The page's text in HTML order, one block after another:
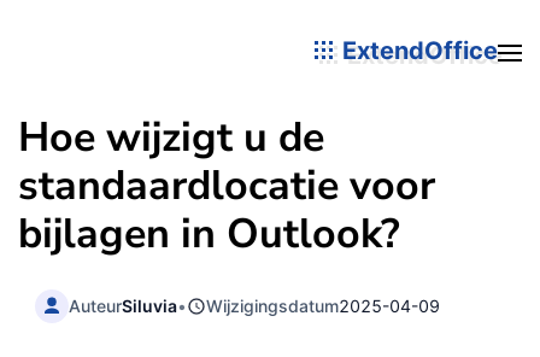
ExtendOffice
Hoe wijzigt u de
standaardlocatie voor
bijlagen in Outlook?
AuteurSiluvia• Wijzigingsdatum2025-04-09